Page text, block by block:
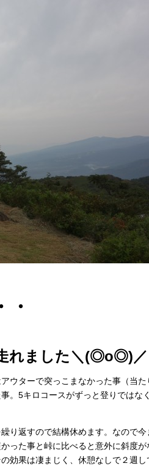
れました＼(◎o◎)／
ウターで突っこまなかった事（当た
。5キロコースがずっと登りではな
り返すので結構休めます。なので今
った事と峠に比べると意外に斜度が
効果は凄まじく、休憩なしで２週し